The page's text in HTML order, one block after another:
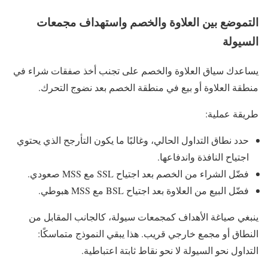
التموضع بين العلاوة والخصم واستهداف مجمعات
السيولة
يساعدك سياق العلاوة والخصم على تجنب أخذ صفقات شراء في
منطقة العلاوة أو بيع في منطقة الخصم بعد نضوج التحرك.
طريقة عملية:
حدد نطاق التداول الحالي، وغالبًا ما يكون التأرجح الذي يحتوي
اجتياح النافذة واندفاعها.
فضّل الشراء من الخصم بعد اجتياح SSL مع MSS صعودي.
فضّل البيع من العلاوة بعد اجتياح BSL مع MSS هبوطي.
ينبغي صياغة الأهداف كمجمعات سيولة، كالجانب المقابل من
النطاق أو مجمع خارجي قريب. هذا يبقي النموذج متماسكًا:
التداول نحو السيولة لا نحو نقاط ثابتة اعتباطية.